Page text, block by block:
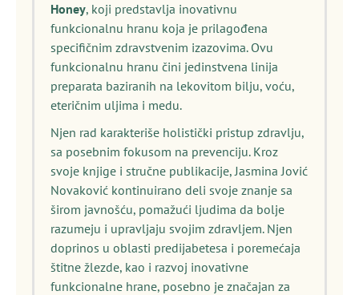
Honey, koji predstavlja inovativnu
funkcionalnu hranu koja je prilagođena
specifičnim zdravstvenim izazovima. Ovu
funkcionalnu hranu čini jedinstvena linija
preparata baziranih na lekovitom bilju, voću,
eteričnim uljima i medu.
Njen rad karakteriše holistički pristup zdravlju,
sa posebnim fokusom na prevenciju. Kroz
svoje knjige i stručne publikacije, Jasmina Jović
Novaković kontinuirano deli svoje znanje sa
širom javnošću, pomažući ljudima da bolje
razumeju i upravljaju svojim zdravljem. Njen
doprinos u oblasti predijabetesa i poremećaja
štitne žlezde, kao i razvoj inovativne
funkcionalne hrane, posebno je značajan za